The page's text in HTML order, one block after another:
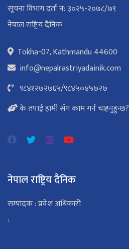
सूचना विभाग दर्ता न: ३०२५-२०७८/७९
नेपाल राष्ट्रिय दैनिक
Tokha-07, Kathmandu 44600
info@nepalrastriyadainik.com
९८४१२७२७६५/९८४५०४५७२७
के तपाई हामी सँग काम गर्न चाहनुहुन्छ?
नेपाल राष्ट्रिय दैनिक
सम्पादक : प्रवेश अधिकारी
: